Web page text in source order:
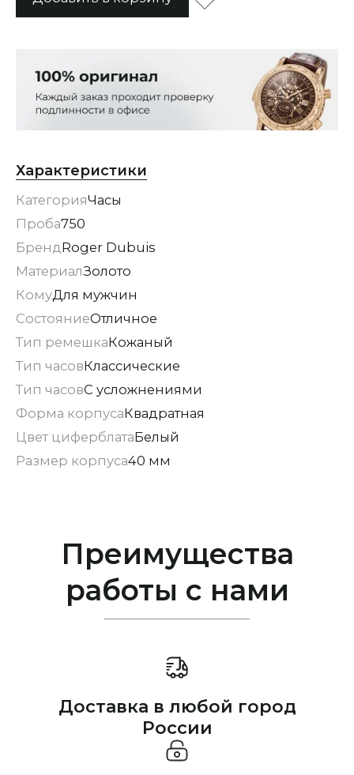
Характеристики
КатегорияЧасы
Проба750
Бренд Roger Dubuis
МатериалЗолото
КомуДля мужчин
СостояниеОтличное
Тип ремешкаКожаный
Тип часовКлассические
Тип часовС усложнениями
Форма корпусаКвадратная
Цвет циферблатаБелый
Размер корпуса40 мм
Преимущества
работы с нами
Доставка в любой город
России